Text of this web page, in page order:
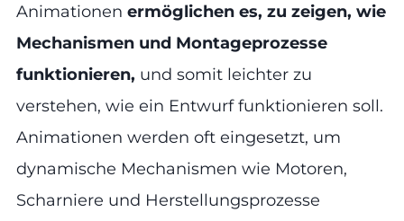
Animationen ermöglichen es, zu zeigen, wie
Mechanismen und Montageprozesse
funktionieren, und somit leichter zu
verstehen, wie ein Entwurf funktionieren soll.
Animationen werden oft eingesetzt, um
dynamische Mechanismen wie Motoren,
Scharniere und Herstellungsprozesse